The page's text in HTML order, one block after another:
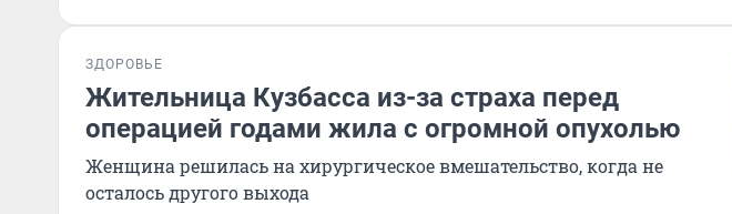
ЗДОРОВЬЕ
Жительница Кузбасса из-за страха перед
операцией годами жила с огромной опухолью
Женщина решилась на хирургическое вмешательство, когда не
осталось другого выхода